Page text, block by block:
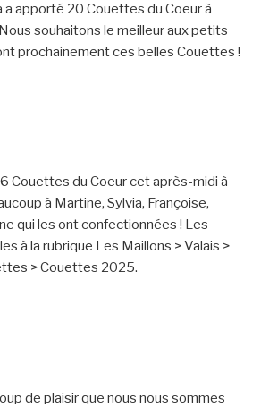
a apporté 20 Couettes du Coeur à
souhaitons le meilleur aux petits
prochainement ces belles Couettes !
6 Couettes du Coeur cet après-midi à
à Martine, Sylvia, Françoise,
qui les ont confectionnées ! Les
à la rubrique Les Maillons > Valais >
> Couettes 2025.
de plaisir que nous nous sommes